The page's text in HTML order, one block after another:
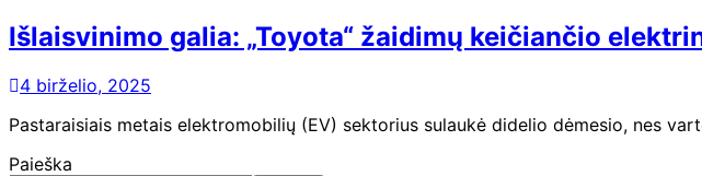
Išlaisvinimo galia: „Toyota“ žaidimų keičiančio
4 birželio, 2025
Pastaraisiais metais elektromobilių (EV) sektorius sulaukė didelio dėmesio, nes
Paieška